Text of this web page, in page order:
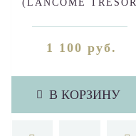
(LANCOME TRESOR
1 100 руб.
В КОРЗИНУ